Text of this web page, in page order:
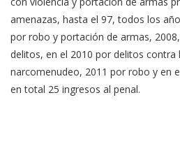
amenazas, hasta el 97, todos los
por robo y portación de armas,
delitos, en el 2010 por delitos contra
narcomenudeo, 2011 por robo y en
en total 25 ingresos al penal.